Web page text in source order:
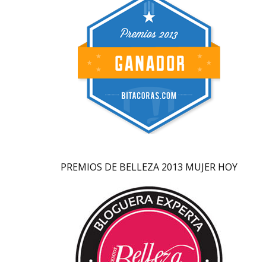
PREMIOS DE BELLEZA 2013 MUJER HOY